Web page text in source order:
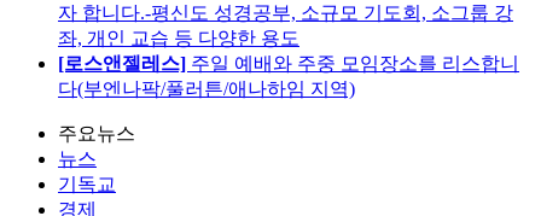
자 합니다.-평신도 성경공부, 소규모 기도회, 소그룹 강
좌, 개인 교습 등 다양한 용도
[로스앤젤레스] 주일 예배와 주중 모임장소를 리스합니
다(부엔나팍/풀러튼/애나하임 지역)
주요뉴스
뉴스
기독교
경제